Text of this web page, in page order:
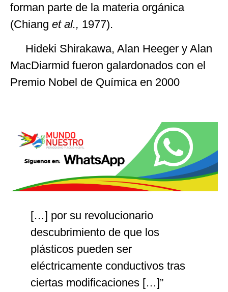
forman parte de la materia orgánica
(Chiang et al., 1977).
Hideki Shirakawa, Alan Heeger y Alan
MacDiarmid fueron galardonados con el
Premio Nobel de Química en 2000
[…] por su revolucionario
descubrimiento de que los
plásticos pueden ser
eléctricamente conductivos tras
ciertas modificaciones […]”